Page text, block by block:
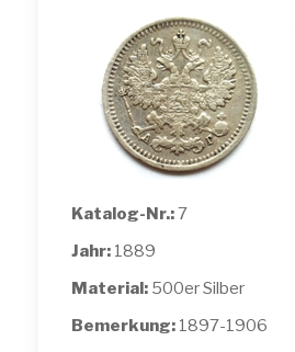
Katalog-Nr.:7
Jahr: 1889
Material: 500er Silber
Bemerkung: 1897-1906